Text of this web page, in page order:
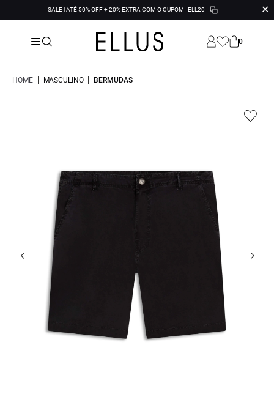
SALE | ATÉ 50% OFF + 20% EXTRA COM O CUPOM ELL20 ✕
0
HOME | MASCULINO | BERMUDAS